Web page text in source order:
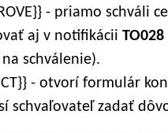
- priamo schváli
aj v notifikácii TO028
schválenie).
- otvorí formulár
schvaľovateľ zadať